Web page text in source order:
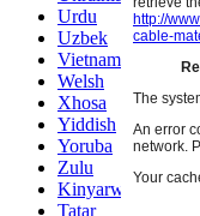
Urdu
Uzbek
Vietnamese
Welsh
Xhosa
Yiddish
Yoruba
Zulu
Kinyarwanda
Tatar